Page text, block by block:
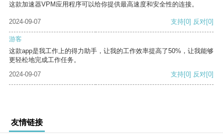
这款加速器VPM应用程序可以给你提供最高速度和安全性的连接。
2024-09-07 支持[0] 反对[0]
游客
这款app是我工作上的得力助手，让我的工作效率提高了50%，让我能够
更轻松地完成工作任务。
2024-09-07
支持[0] 反对[0]
友情链接